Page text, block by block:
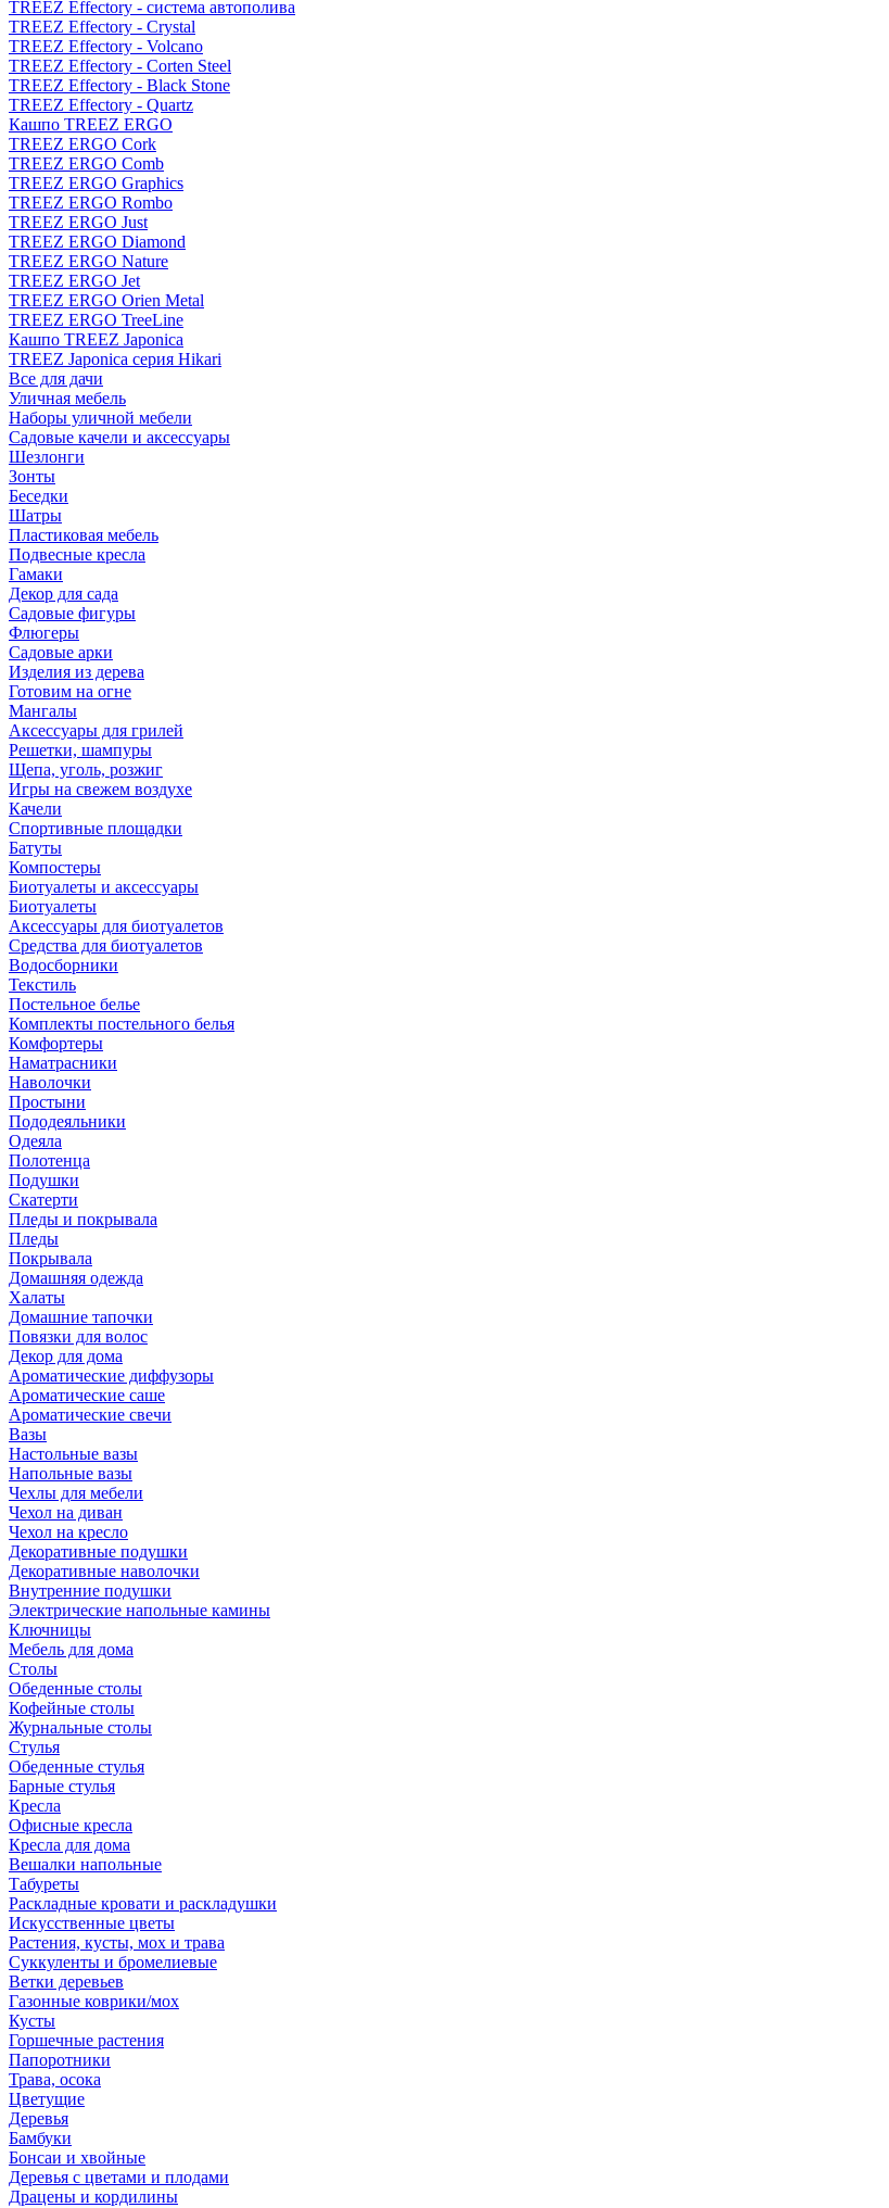
TREEZ Effectory - система автополива
TREEZ Effectory - Crystal
TREEZ Effectory - Volcano
TREEZ Effectory - Corten Steel
TREEZ Effectory - Black Stone
TREEZ Effectory - Quartz
Кашпо TREEZ ERGO
TREEZ ERGO Cork
TREEZ ERGO Comb
TREEZ ERGO Graphics
TREEZ ERGO Rombo
TREEZ ERGO Just
TREEZ ERGO Diamond
TREEZ ERGO Nature
TREEZ ERGO Jet
TREEZ ERGO Orien Metal
TREEZ ERGO TreeLine
Кашпо TREEZ Japonica
TREEZ Japonica серия Hikari
Все для дачи
Уличная мебель
Наборы уличной мебели
Садовые качели и аксессуары
Шезлонги
Зонты
Беседки
Шатры
Пластиковая мебель
Подвесные кресла
Гамаки
Декор для сада
Садовые фигуры
Флюгеры
Садовые арки
Изделия из дерева
Готовим на огне
Мангалы
Аксессуары для грилей
Решетки, шампуры
Щепа, уголь, розжиг
Игры на свежем воздухе
Качели
Спортивные площадки
Батуты
Компостеры
Биотуалеты и аксессуары
Биотуалеты
Аксессуары для биотуалетов
Средства для биотуалетов
Водосборники
Текстиль
Постельное белье
Комплекты постельного белья
Комфортеры
Наматрасники
Наволочки
Простыни
Пододеяльники
Одеяла
Полотенца
Подушки
Скатерти
Пледы и покрывала
Пледы
Покрывала
Домашняя одежда
Халаты
Домашние тапочки
Повязки для волос
Декор для дома
Ароматические диффузоры
Ароматические саше
Ароматические свечи
Вазы
Настольные вазы
Напольные вазы
Чехлы для мебели
Чехол на диван
Чехол на кресло
Декоративные подушки
Декоративные наволочки
Внутренние подушки
Электрические напольные камины
Ключницы
Мебель для дома
Столы
Обеденные столы
Кофейные столы
Журнальные столы
Стулья
Обеденные стулья
Барные стулья
Кресла
Офисные кресла
Кресла для дома
Вешалки напольные
Табуреты
Раскладные кровати и раскладушки
Искусственные цветы
Растения, кусты, мох и трава
Суккуленты и бромелиевые
Ветки деревьев
Газонные коврики/мох
Кусты
Горшечные растения
Папоротники
Трава, осока
Цветущие
Деревья
Бамбуки
Бонсаи и хвойные
Деревья с цветами и плодами
Драцены и кордилины